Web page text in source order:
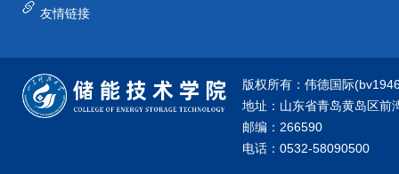
友情链接
版权所有：伟德国际
地址：山东省青岛黄岛区前
邮编：266590
电话：0532-58090500